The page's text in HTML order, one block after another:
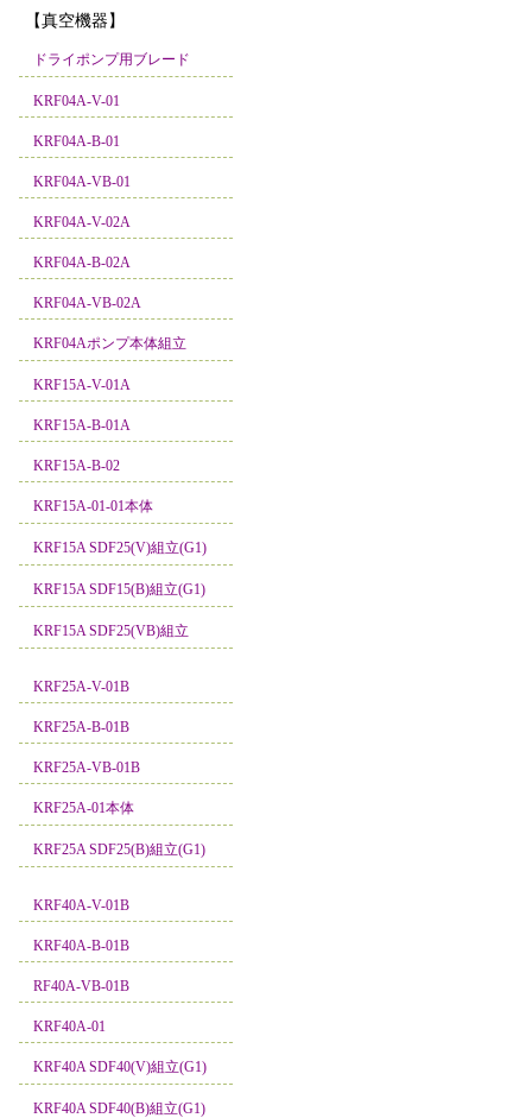
【真空機器】
ドライポンプ用ブレード
KRF04A-V-01
KRF04A-B-01
KRF04A-VB-01
KRF04A-V-02A
KRF04A-B-02A
KRF04A-VB-02A
KRF04Aポンプ本体組立
KRF15A-V-01A
KRF15A-B-01A
KRF15A-B-02
KRF15A-01-01本体
KRF15A SDF25(V)組立(G1)
KRF15A SDF15(B)組立(G1)
KRF15A SDF25(VB)組立
KRF25A-V-01B
KRF25A-B-01B
KRF25A-VB-01B
KRF25A-01本体
KRF25A SDF25(B)組立(G1)
KRF40A-V-01B
KRF40A-B-01B
RF40A-VB-01B
KRF40A-01
KRF40A SDF40(V)組立(G1)
KRF40A SDF40(B)組立(G1)